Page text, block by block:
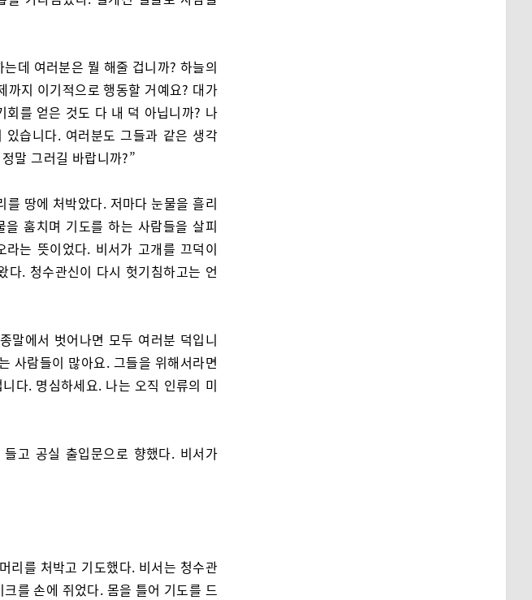
데 여러분은 뭘 해줄 겁니까? 하늘의
까지 이기적으로 행동할 거예요? 대가
회를 얻은 것도 다 내 덕 아닙니까? 나
습니다. 여러분도 그들과 같은 생각
말 그러길 바랍니까?”
땅에 처박았다. 저마다 눈물을 흘리
훔치며 기도를 하는 사람들을 살피
는 뜻이었다. 비서가 고개를 끄덕이
. 청수관신이 다시 헛기침하고는 언
말에서 벗어나면 모두 여러분 덕입니
사람들이 많아요. 그들을 위해서라면
다. 명심하세요. 나는 오직 인류의 미
고 공실 출입문으로 향했다. 비서가
리를 처박고 기도했다. 비서는 청수관
를 손에 쥐었다. 몸을 틀어 기도를 드